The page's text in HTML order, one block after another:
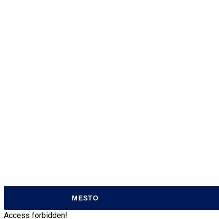
VZN MESTA SABINOV TLAČIVÁ
MESTO
Access forbidden!